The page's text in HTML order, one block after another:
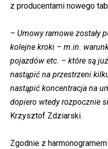
z producentami nowego
– Umowy ramowe zostały
kolejne kroki – m.in.
pojazdów etc. – które są
nastąpić na przestrzeni
nastąpić koncentracja na
dopiero wtedy rozpocznie
Krzysztof Zdziarski.
Zgodnie z